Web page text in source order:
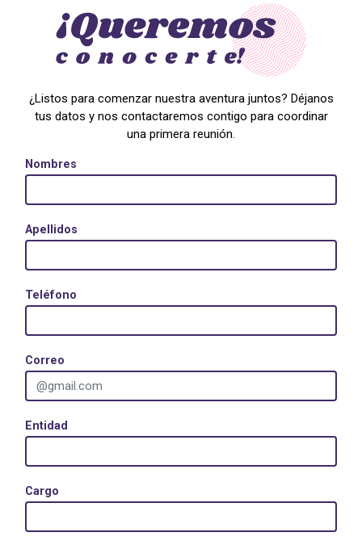
¿Listos para comenzar nuestra aventura juntos? Déjanos
tus datos y nos contactaremos contigo para coordinar
una primera reunión.
Nombres
Apellidos
Teléfono
Correo
Entidad
Cargo